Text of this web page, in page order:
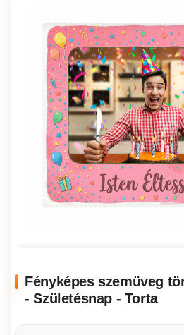
Fényképes szemüveg
- Születésnap - Torta